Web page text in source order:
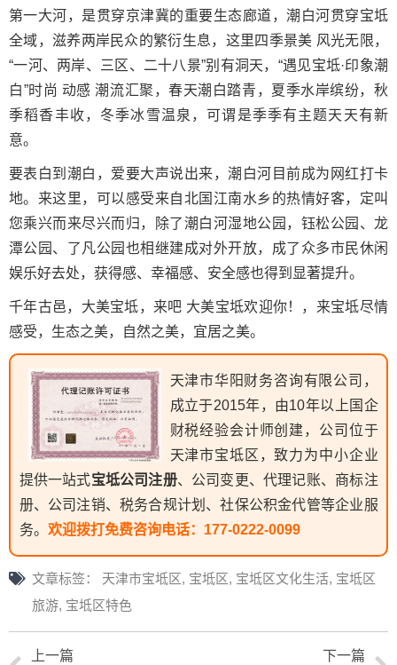
第一大河，是贯穿京津冀的重要生态廊道，潮白河贯穿宝坻
全域，滋养两岸民众的繁衍生息，这里四季景美 风光无限，
“一河、两岸、三区、二十八景”别有洞天，“遇见宝坻·印象潮
白”时尚 动感 潮流汇聚，春天潮白踏青，夏季水岸缤纷，秋
季稻香丰收，冬季冰雪温泉，可谓是季季有主题天天有新
意。
要表白到潮白，爱要大声说出来，潮白河目前成为网红打卡
地。来这里，可以感受来自北国江南水乡的热情好客，定叫
您乘兴而来尽兴而归，除了潮白河湿地公园，钰松公园、龙
潭公园、了凡公园也相继建成对外开放，成了众多市民休闲
娱乐好去处，获得感、幸福感、安全感也得到显著提升。
千年古邑，大美宝坻，来吧 大美宝坻欢迎你！，来宝坻尽情
感受，生态之美，自然之美，宜居之美。
天津市华阳财务咨询有限公司，
成立于2015年，由10年以上国企
财税经验会计师创建，公司位于
天津市宝坻区，致力为中小企业
提供一站式宝坻公司注册、公司变更、代理记账、商标注
册、公司注销、税务合规计划、社保公积金代管等企业服
务。 欢迎拨打免费咨询电话： 177-0222-0099
文章标签： 天津市宝坻区, 宝坻区, 宝坻区文化生活, 宝坻区
旅游, 宝坻区特色
上一篇
下一篇